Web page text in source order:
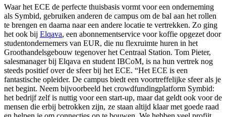
Waar het ECE de perfecte thuisbasis vormt voor een onderneming
als Symbid, gebruiken anderen de campus om de bal aan het rollen
te brengen en daarna naar een andere locatie te vertrekken. Zo ging
het ook bij Elqava, een abonnementservice voor koffie opgezet door
studentondernemers van EUR, die nu flexruimte huren in het
Groothandelsgebouw tegenover het Centraal Station. Tom Pieter,
salesmanager bij Elqava en student IBCoM, is na hun vertrek nog
steeds positief over de sfeer bij het ECE. “Het ECE is een
fantastische opleider. De campus biedt een voortreffelijke sfeer als je
net begint. Neem bijvoorbeeld het crowdfundingplatform Symbid:
het bedrijf zelf is nuttig voor een start-up, maar dat geldt ook voor de
mensen die erbij betrokken zijn, ze staan altijd klaar met goede raad